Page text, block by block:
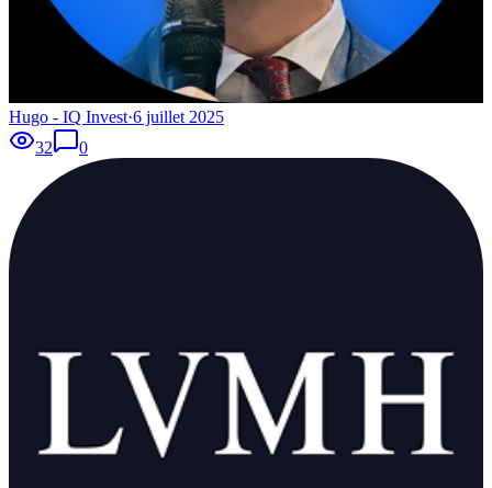
Hugo - IQ Invest·6 juillet 2025
32
0